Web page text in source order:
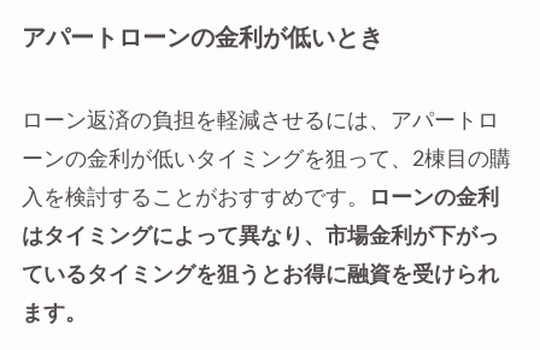
アパートローンの金利が低いとき
ローン返済の負担を軽減させるには、アパートロ
ーンの金利が低いタイミングを狙って、2棟目の購
入を検討することがおすすめです。
ローンの金利
はタイミングによって異なり、市場金利が下がっ
ているタイミングを狙うとお得に融資を受けられ
ます。